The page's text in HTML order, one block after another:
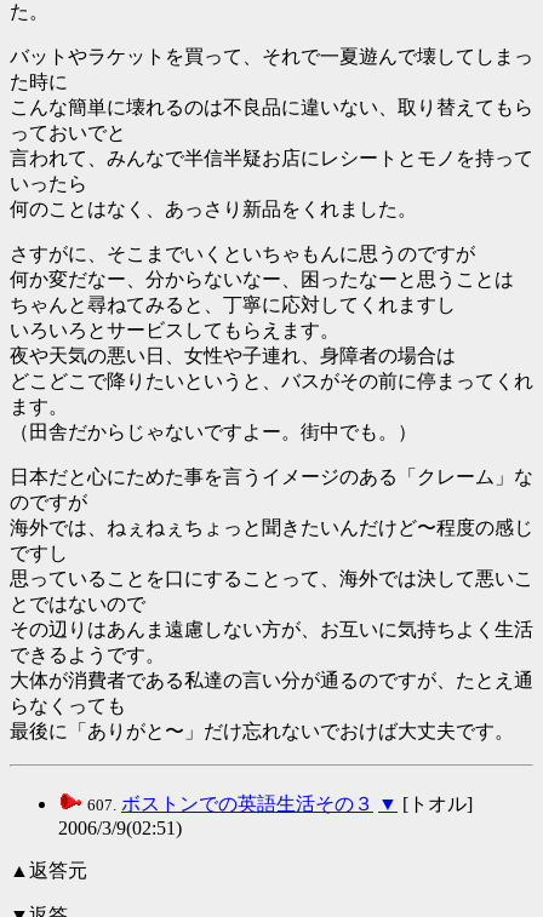
た。
バットやラケットを買って、それで一夏遊んで壊してしまっ
た時に
こんな簡単に壊れるのは不良品に違いない、取り替えてもら
っておいでと
言われて、みんなで半信半疑お店にレシートとモノを持って
いったら
何のことはなく、あっさり新品をくれました。
さすがに、そこまでいくといちゃもんに思うのですが
何か変だなー、分からないなー、困ったなーと思うことは
ちゃんと尋ねてみると、丁寧に応対してくれますし
いろいろとサービスしてもらえます。
夜や天気の悪い日、女性や子連れ、身障者の場合は
どこどこで降りたいというと、バスがその前に停まってくれ
ます。
（田舎だからじゃないですよー。街中でも。）
日本だと心にためた事を言うイメージのある「クレーム」な
のですが
海外では、ねぇねぇちょっと聞きたいんだけど〜程度の感じ
ですし
思っていることを口にすることって、海外では決して悪いこ
とではないので
その辺りはあんま遠慮しない方が、お互いに気持ちよく生活
できるようです。
大体が消費者である私達の言い分が通るのですが、たとえ通
らなくっても
最後に「ありがと〜」だけ忘れないでおけば大丈夫です。
607. ボストンでの英語生活その３ ▼ [トオル]
2006/3/9(02:51)
▲返答元